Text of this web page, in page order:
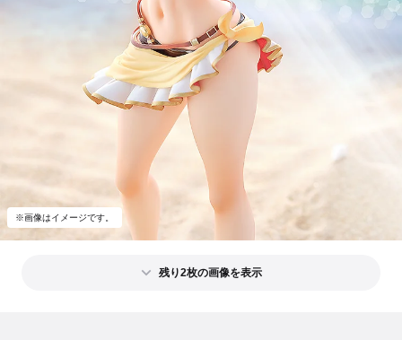
※画像はイメージです。
残り2枚の画像を表示